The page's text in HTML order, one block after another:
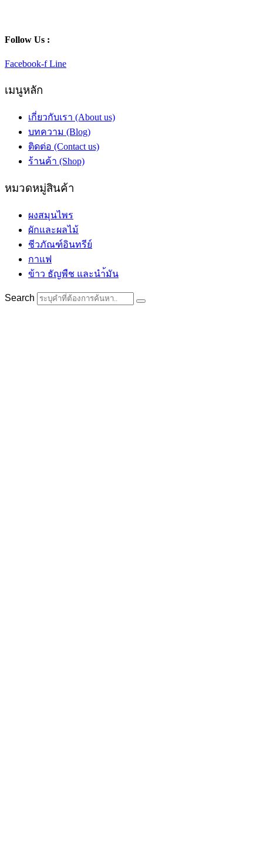
Follow Us :
Facebook-f Line
เมนูหลัก
เกี่ยวกับเรา (About us)
บทความ (Blog)
ติดต่อ (Contact us)
ร้านค้า (Shop)
หมวดหมู่สินค้า
ผงสมุนไพร
ผักและผลไม้
ชีวภัณฑ์อินทรีย์
กาแฟ
ข้าว ธัญพืช และนำ้มัน
Search